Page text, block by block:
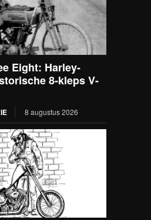
Eight: Harley-
8-kleps V-
8 augustus 2026